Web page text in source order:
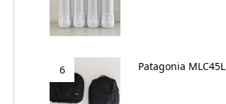
6 Patagonia MLC45L